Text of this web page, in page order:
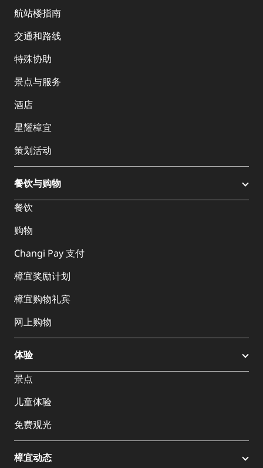
航站楼指南
交通和路线
特殊协助
景点与服务
酒店
星耀樟宜
策划活动
餐饮与购物
餐饮
购物
Changi Pay 支付
樟宜奖励计划
樟宜购物礼宾
网上购物
体验
景点
儿童体验
免费观光
樟宜动态